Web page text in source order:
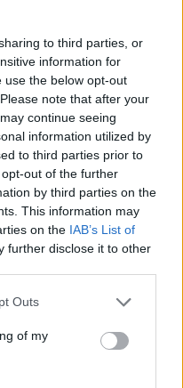
to third parties, or
information for
use the below opt-out
note that after your
continue seeing
information utilized by
to third parties prior to
out of the further
by third parties on the
This information may
on the IAB’s List of
further disclose it to other
Outs
of my
histórica no